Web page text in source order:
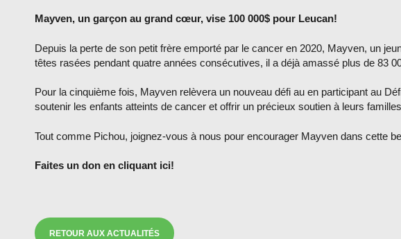
Mayven, un garçon au grand cœur, vise 100 000$ pour Leucan!
Depuis la perte de son petit frère emporté par le cancer en 2020, Mayven, un
têtes rasées pendant quatre années consécutives, il a déjà amassé plus de 83
Pour la cinquième fois, Mayven relèvera un nouveau défi au en participant au
soutenir les enfants atteints de cancer et offrir un précieux soutien à leurs
Tout comme Pichou, joignez-vous à nous pour encourager Mayven dans cette
Faites un don en cliquant ici!
RETOUR AUX ACTUALITÉS